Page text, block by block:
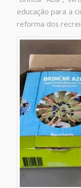
educação para a
reforma dos